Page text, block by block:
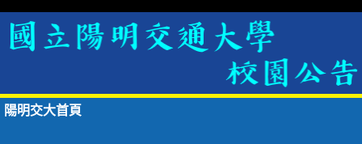
陽明交大首頁